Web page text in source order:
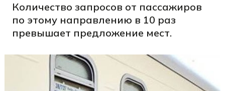
Количество запросов от пассажиров
по этому направлению в 10 раз
превышает предложение мест.